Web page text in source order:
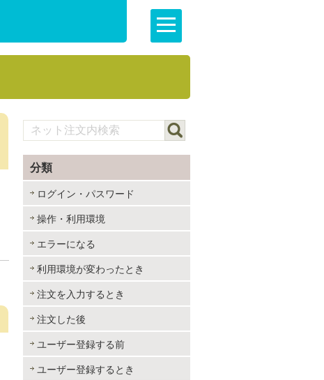
分類
ログイン・パスワード
操作・利用環境
エラーになる
利用環境が変わったとき
注文を入力するとき
注文した後
ユーザー登録する前
ユーザー登録するとき